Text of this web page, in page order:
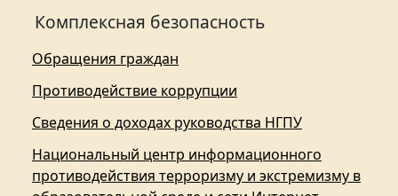
Комплексная безопасность
Обращения граждан
Противодействие коррупции
Сведения о доходах руководства НГПУ
Национальный центр информационного
противодействия терроризму и экстремизму в